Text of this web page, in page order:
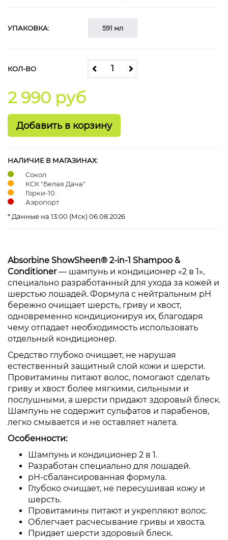
УПАКОВКА: 591 мл
КОЛ-ВО
2 990 руб
НАЛИЧИЕ В МАГАЗИНАХ:
Сокол
КСК "Белая Дача"
Горки-10
Аэропорт
* Данные на 13:00 (Мск) 06.08.2026
Absorbine ShowSheen® 2-in-1 Shampoo &
Conditioner— шампунь и кондиционер «2 в 1»,
специально разработанный для ухода за кожей и
шерстью лошадей. Формула с нейтральным pH
бережно очищает шерсть, гриву и хвост,
одновременно кондиционируя их, благодаря
чему отпадает необходимость использовать
отдельный кондиционер.
Средство глубоко очищает, не нарушая
естественный защитный слой кожи и шерсти.
Провитамины питают волос, помогают сделать
гриву и хвост более мягкими, сильными и
послушными, а шерсти придают здоровый блеск.
Шампунь не содержит сульфатов и парабенов,
легко смывается и не оставляет налета.
Особенности:
Шампунь и кондиционер 2 в 1.
Разработан специально для лошадей.
pH-сбалансированная формула.
Глубоко очищает, не пересушивая кожу и
шерсть.
Провитамины питают и укрепляют волос.
Облегчает расчесывание гривы и хвоста.
Придает шерсти здоровый блеск.